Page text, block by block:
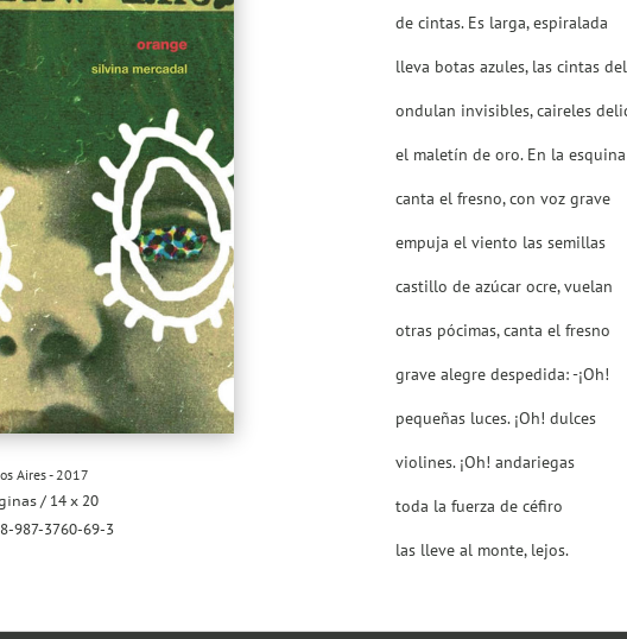
Aires - 2017
/ 14 x 20
987-3760-69-3
de cintas. Es larga, espiralada
lleva botas azules, las cintas
ondulan invisibles, caireles
el maletín de oro. En la esquina
canta el fresno, con voz grave
empuja el viento las semillas
castillo de azúcar ocre, vuelan
otras pócimas, canta el fresno
grave alegre despedida: -¡Oh!
pequeñas luces. ¡Oh! dulces
violines. ¡Oh! andariegas
toda la fuerza de céfiro
las lleve al monte, lejos.